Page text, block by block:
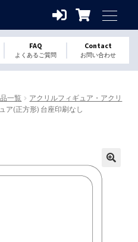
FAQ
よくあるご質問
Contact
お問い合わせ
一覧
アクリルフィギュア・アクリ
ア(正方形) 台座印刷なし